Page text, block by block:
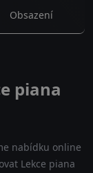
Obsazení
piana
nabídku online
Lekce piana